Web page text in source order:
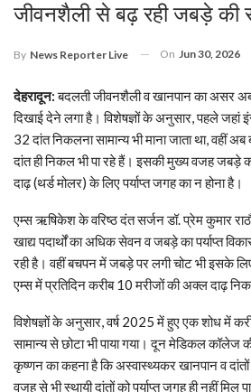
जीवनशैली से बढ़ रही जबड़े की
By News Reporter Live On Jun 30, 2026
देहरादून:बदलती जीवनशैली व खानपान का असर अब
दिखाई देने लगा है। विशेषज्ञों के अनुसार, पहले
32 दांत निकलना सामान्य भी माना जाता था, वहीं
दांत ही निकल भी पा रहे हैं। इसकी मुख्य वजह जबड़े
दाढ़ (थर्ड मोलर) के लिए पर्याप्त जगह का न होना है।
एम्स ऋषिकेश के वरिष्ठ दंत सर्जन डॉ. प्रेम कुमार
खाद्य पदार्थों का अधिक सेवन व जबड़े का पर्याप्त
रही है। वहीं बचपन में जबड़े पर लगी चोट भी इसके
एम्स में प्रतिदिन करीब 10 मरीजों की अक्ल दाढ़
विशेषज्ञों के अनुसार, वर्ष 2025 में हुए एक शोध में
सामान्य से छोटा भी पाया गया। दून मेडिकल कॉलेज
कृष्णन का कहना है कि अस्वास्थ्यकर खानपान व
वजह से भी स्थायी दांतों को पर्याप्त जगह ही नहीं